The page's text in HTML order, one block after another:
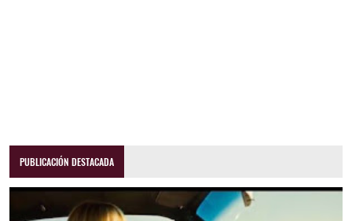
PUBLICACIÓN DESTACADA